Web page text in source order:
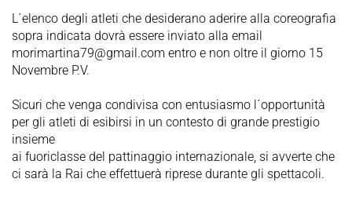
L´elenco degli atleti che desiderano aderire alla coreografia
sopra indicata dovrà essere inviato alla email
morimartina79@gmail.com entro e non oltre il giorno 15
Novembre P.V.
Sicuri che venga condivisa con entusiasmo l´opportunità
per gli atleti di esibirsi in un contesto di grande prestigio
insieme
ai fuoriclasse del pattinaggio internazionale, si avverte che
ci sarà la Rai che effettuerà riprese durante gli spettacoli.